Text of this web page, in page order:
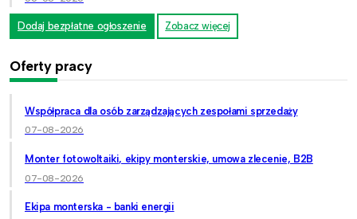
Dodaj bezpłatne ogłoszenie Zobacz więcej
Oferty pracy
Współpraca dla osób zarządzających zespołami sprzedaży
07-08-2026
Monter fotowoltaiki, ekipy monterskie, umowa zlecenie, B2B
07-08-2026
Ekipa monterska - banki energii